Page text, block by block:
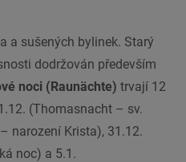
a sušených bylinek. Starý
dodržován především
noci (Raunächte) trvají 12
(Thomasnacht – sv.
narození Krista), 31.12.
noc) a 5.1.